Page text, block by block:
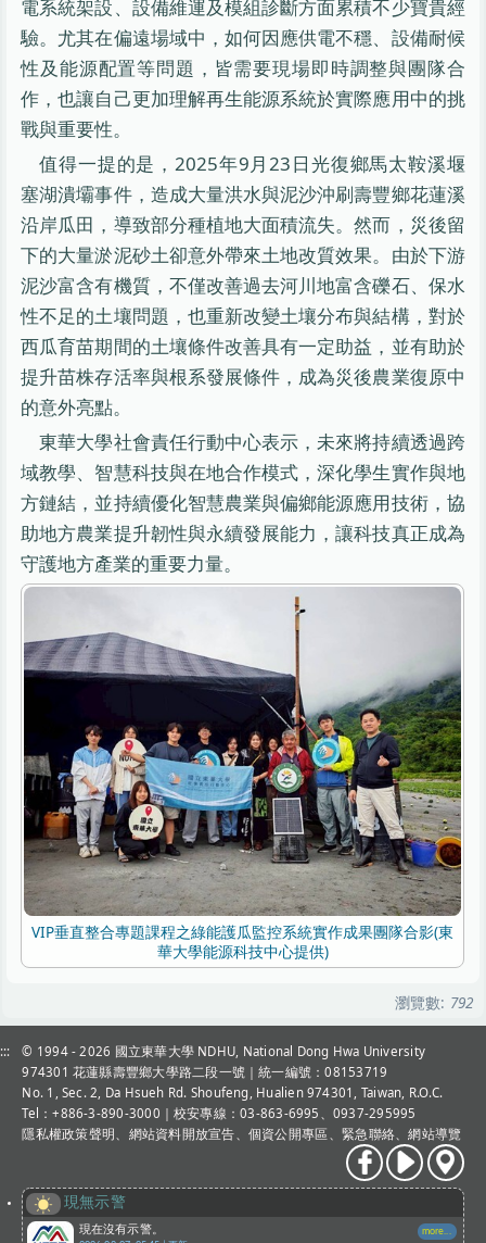
電系統架設、設備維運及模組診斷方面累積不少寶貴經
驗。尤其在偏遠場域中，如何因應供電不穩、設備耐候
性及能源配置等問題，皆需要現場即時調整與團隊合
作，也讓自己更加理解再生能源系統於實際應用中的挑
戰與重要性。
值得一提的是，2025年9月23日光復鄉馬太鞍溪堰
塞湖潰壩事件，造成大量洪水與泥沙沖刷壽豐鄉花蓮溪
沿岸瓜田，導致部分種植地大面積流失。然而，災後留
下的大量淤泥砂土卻意外帶來土地改質效果。由於下游
泥沙富含有機質，不僅改善過去河川地富含礫石、保水
性不足的土壤問題，也重新改變土壤分布與結構，對於
西瓜育苗期間的土壤條件改善具有一定助益，並有助於
提升苗株存活率與根系發展條件，成為災後農業復原中
的意外亮點。
東華大學社會責任行動中心表示，未來將持續透過跨
域教學、智慧科技與在地合作模式，深化學生實作與地
方鏈結，並持續優化智慧農業與偏鄉能源應用技術，協
助地方農業提升韌性與永續發展能力，讓科技真正成為
守護地方產業的重要力量。
VIP垂直整合專題課程之綠能護瓜監控系統實作成果團隊合影(東
華大學能源科技中心提供)
瀏覽數: 792
::: © 1994 - 2026 國立東華大學 NDHU, National Dong Hwa University
974301 花蓮縣壽豐鄉大學路二段一號｜統一編號：08153719
No. 1, Sec. 2, Da Hsueh Rd. Shoufeng, Hualien 974301, Taiwan, R.O.C.
Tel：+886-3-890-3000 ｜校安專線：03-863-6995、0937-295995
隱私權政策聲明
網站資料開放宣告 個資公開專區 、緊急聯絡 、網站導覽
現無示警
現在沒有示警。
more...